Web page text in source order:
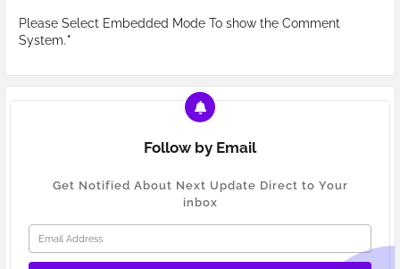
Please Select Embedded Mode To show the Comment
System.*
Follow by Email
Get Notified About Next Update Direct to Your
inbox